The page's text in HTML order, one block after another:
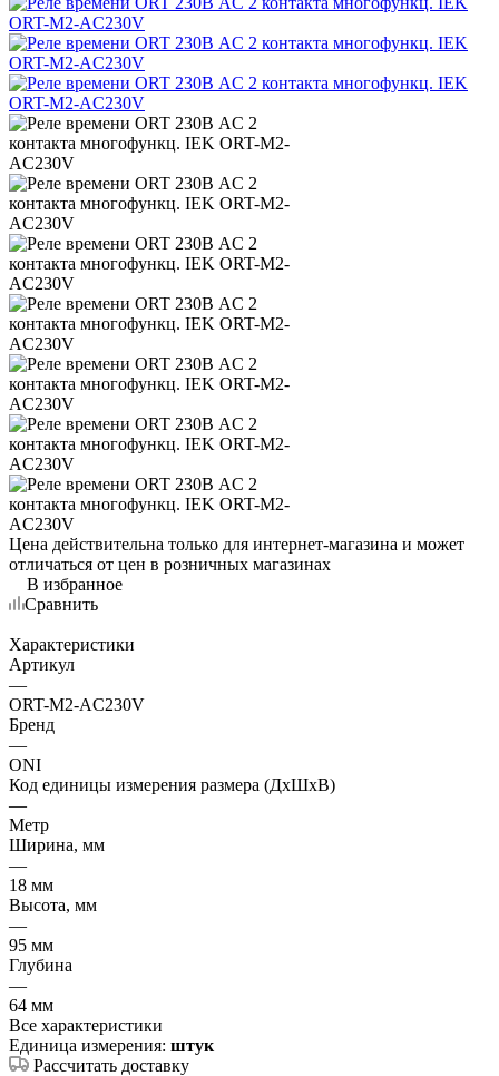
Цена действительна только для интернет-магазина и может
отличаться от цен в розничных магазинах
В избранное
Сравнить
Характеристики
Артикул
—
ORT-M2-AC230V
Бренд
—
ONI
Код единицы измерения размера (ДхШхВ)
—
Метр
Ширина, мм
—
18 мм
Высота, мм
—
95 мм
Глубина
—
64 мм
Все характеристики
Единица измерения: штук
Рассчитать доставку